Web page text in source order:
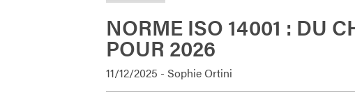
NORME ISO 14001 : DU
POUR 2026
11/12/2025 - Sophie Ortini